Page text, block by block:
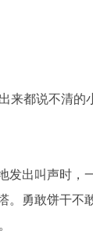
都说不清的
发出叫声时，
。勇敢饼干不